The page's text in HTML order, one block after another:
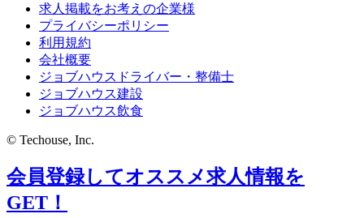
求人掲載をお考えの企業様
プライバシーポリシー
利用規約
会社概要
ジョブハウスドライバー・整備士
ジョブハウス建設
ジョブハウス飲食
© Techouse, Inc.
会員登録してオススメ求人情報を
GET！